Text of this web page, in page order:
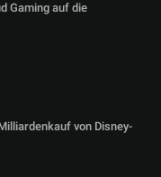
Gaming auf die
von Disney-